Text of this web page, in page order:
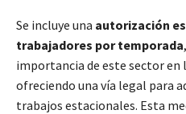
Se incluye una autorización
trabajadores por temporada
importancia de este sector en
ofreciendo una vía legal para
trabajos estacionales. Esta